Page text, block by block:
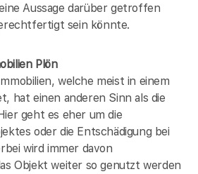
Aussage darüber getroffen
sein könnte.
Plön
welche meist in einem
hat einen anderen Sinn als die
geht es eher um die
oder die Entschädigung bei
wird immer davon
Objekt weiter so genutzt werden